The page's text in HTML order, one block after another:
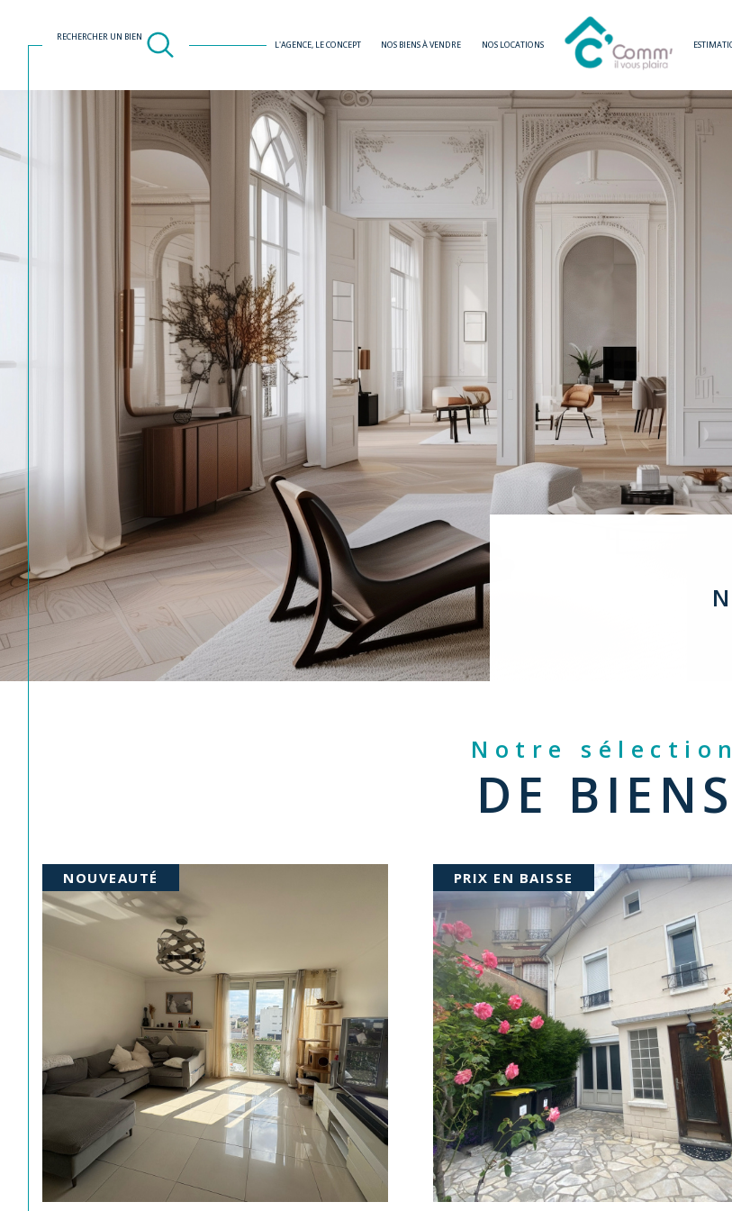
L'AGENCE, LE CONCEPT NOS BIENS À VENDRE NOS LOCATIONS
RECHERCHER UN BIEN
Acheter
de l'ancien
Estimer
TYPE DE BIEN
Voir les79annonces
Notre sélection
DE BIENS
NOUVEAUTÉ PRIX EN BAISSE